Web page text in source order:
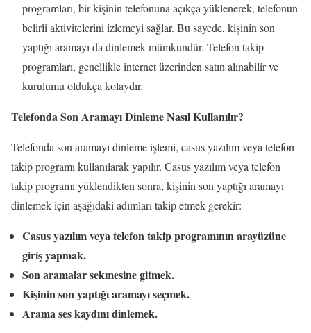
programları, bir kişinin telefonuna açıkça yüklenerek, telefonun
belirli aktivitelerini izlemeyi sağlar. Bu sayede, kişinin son
yaptığı aramayı da dinlemek mümkündür. Telefon takip
programları, genellikle internet üzerinden satın alınabilir ve
kurulumu oldukça kolaydır.
Telefonda Son Aramayı Dinleme Nasıl Kullanılır?
Telefonda son aramayı dinleme işlemi, casus yazılım veya telefon
takip programı kullanılarak yapılır. Casus yazılım veya telefon
takip programı yüklendikten sonra, kişinin son yaptığı aramayı
dinlemek için aşağıdaki adımları takip etmek gerekir:
Casus yazılım veya telefon takip programının arayüzüne
giriş yapmak.
Son aramalar sekmesine gitmek.
Kişinin son yaptığı aramayı seçmek.
Arama ses kaydını dinlemek.